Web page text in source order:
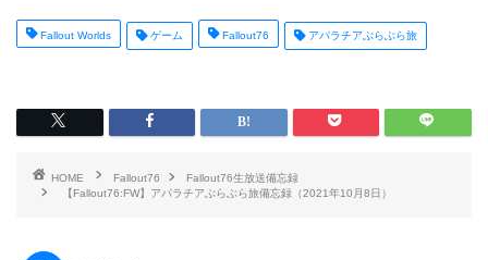
Fallout Worlds ゲーム Fallout76 アパラチアぶらぶら旅
HOME Fallout76
Fallout76生放送備忘録
【Fallout76:FW】アパラチアぶらぶら旅備忘録（2021年10月8日）